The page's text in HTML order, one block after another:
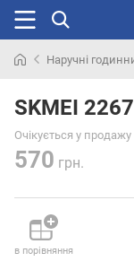
раніше
Наручні
SKMEI
Очікується у продажу
570 грн.
в порівняння